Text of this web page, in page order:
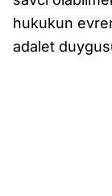
hukukun
adalet